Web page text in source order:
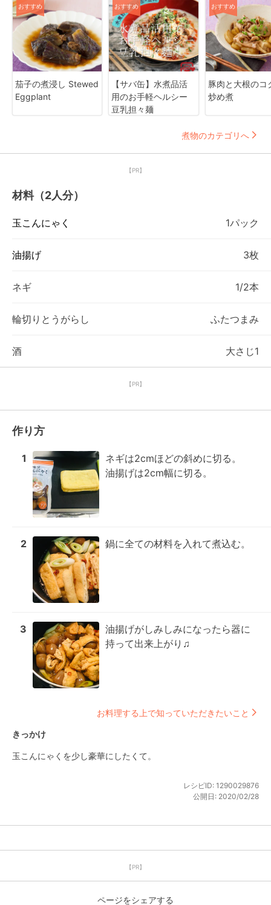
おすすめ
茄子の煮浸し Stewed
Eggplant
おすすめ
【サバ缶】水煮品活
用のお手軽ヘルシー
豆乳担々麺
おすすめ
豚肉と大根のコ
炒め煮
煮物のカテゴリへ
【PR】
材料（2人分）
玉こんにゃく 1パック
油揚げ 3枚
ネギ 1/2本
輪切りとうがらし ふたつまみ
酒 大さじ1
【PR】
作り方
1
ネギは2cmほどの斜めに切る。
油揚げは2cm幅に切る。
2 鍋に全ての材料を入れて煮込む。
3
油揚げがしみしみになったら器に
持って出来上がり♫
お料理する上で知っていただきたいこと
きっかけ
玉こんにゃくを少し豪華にしたくて。
レシピID: 1290029876
公開日: 2020/02/28
【PR】
ページをシェアする